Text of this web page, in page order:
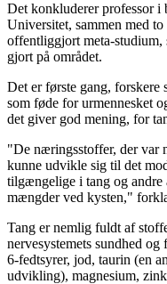
Det konkluderer professor
Universitet, sammen med
offentliggjort meta-studium,
gjort på området.
Det er første gang, forskere
som føde for urmennesket
det giver god mening, for
"De næringsstoffer, der var
kunne udvikle sig til det
tilgængelige i tang og andre
mængder ved kysten,"
Tang er nemlig fuldt af
nervesystemets sundhed
6-fedtsyrer, jod, taurin (en
udvikling), magnesium,